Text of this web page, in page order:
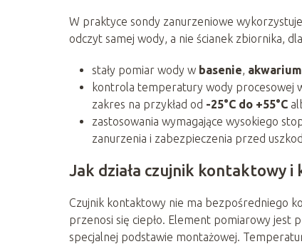
W praktyce sondy zanurzeniowe
odczyt samej wody, a nie ścianek zbiornika,
stały pomiar wody w basenie, akwarium
kontrola temperatury wody procesowej
zakres na przykład od -25°C do +55°C
zastosowania wymagające wysokiego
zanurzenia i zabezpieczenia przed
Jak działa czujnik kontaktowy i
Czujnik kontaktowy nie ma bezpośredniego
przenosi się ciepło. Element pomiarowy jest
specjalnej podstawie montażowej.